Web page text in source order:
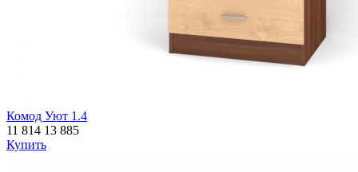
Комод Уют 1.4
11 814 13 885
Купить